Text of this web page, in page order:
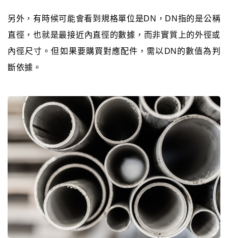
另外，有時候可能會看到規格單位是DN，DN指的是公稱
直徑，也就是最接近內直徑的數據，而非實質上的外徑或
內徑尺寸。但如果要購買對應配件，需以DN的數值為判
斷依據。